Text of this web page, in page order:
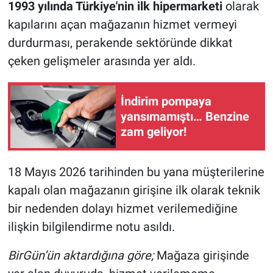
1993 yılında Türkiye'nin ilk hipermarketiolarak
kapılarını açan mağazanın hizmet vermeyi
durdurması, perakende sektöründe dikkat
çeken gelişmeler arasında yer aldı.
İndirim pompaya
yansımamıştı… Benzine
zam geliyor!
18 Mayıs 2026 tarihinden bu yana müşterilerine
kapalı olan mağazanın girişine ilk olarak teknik
bir nedenden dolayı hizmet verilemediğine
ilişkin bilgilendirme notu asıldı.
BirGün’ün aktardığına göre;Mağaza girişinde